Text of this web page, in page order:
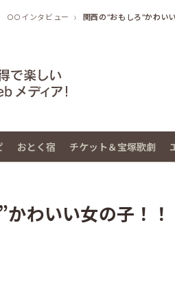
○○インタビュー 関西の“おもしろ”かわい
おとく宿 チケット＆宝塚歌劇
かわいい女の子！